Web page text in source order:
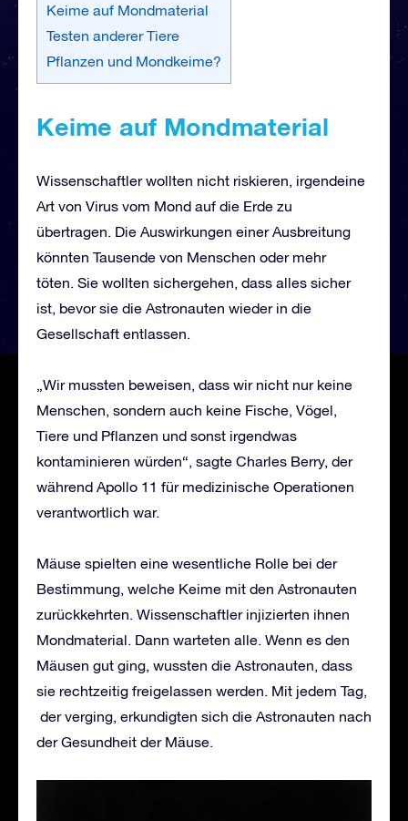
Keime auf Mondmaterial
Testen anderer Tiere
Pflanzen und Mondkeime?
Keime auf Mondmaterial
Wissenschaftler wollten nicht riskieren, irgendeine
Art von Virus vom Mond auf die Erde zu
übertragen. Die Auswirkungen einer Ausbreitung
könnten Tausende von Menschen oder mehr
töten. Sie wollten sichergehen, dass alles sicher
ist, bevor sie die Astronauten wieder in die
Gesellschaft entlassen.
„Wir mussten beweisen, dass wir nicht nur keine
Menschen, sondern auch keine Fische, Vögel,
Tiere und Pflanzen und sonst irgendwas
kontaminieren würden“, sagte Charles Berry, der
während Apollo 11 für medizinische Operationen
verantwortlich war.
Mäuse spielten eine wesentliche Rolle bei der
Bestimmung, welche Keime mit den Astronauten
zurückkehrten. Wissenschaftler injizierten ihnen
Mondmaterial. Dann warteten alle. Wenn es den
Mäusen gut ging, wussten die Astronauten, dass
sie rechtzeitig freigelassen werden. Mit jedem Tag,
der verging, erkundigten sich die Astronauten nach
der Gesundheit der Mäuse.